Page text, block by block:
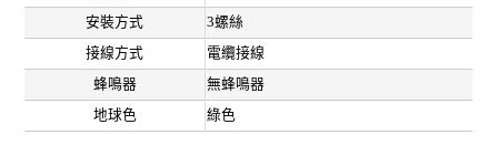
安裝方式
3螺絲
接線方式
電纜接線
蜂鳴器
無蜂鳴器
地球色
綠色